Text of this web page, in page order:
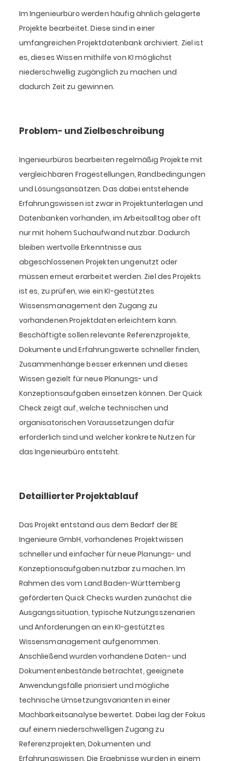
Im Ingenieurbüro werden häufig ähnlich gelagerte
Projekte bearbeitet. Diese sind in einer
umfangreichen Projektdatenbank archiviert. Ziel ist
es, dieses Wissen mithilfe von KI möglichst
niederschwellig zugänglich zu machen und
dadurch Zeit zu gewinnen.
Problem- und Zielbeschreibung
Ingenieurbüros bearbeiten regelmäßig Projekte mit
vergleichbaren Fragestellungen, Randbedingungen
und Lösungsansätzen. Das dabei entstehende
Erfahrungswissen ist zwar in Projektunterlagen und
Datenbanken vorhanden, im Arbeitsalltag aber oft
nur mit hohem Suchaufwand nutzbar. Dadurch
bleiben wertvolle Erkenntnisse aus
abgeschlossenen Projekten ungenutzt oder
müssen erneut erarbeitet werden. Ziel des Projekts
ist es, zu prüfen, wie ein KI-gestütztes
Wissensmanagement den Zugang zu
vorhandenen Projektdaten erleichtern kann.
Beschäftigte sollen relevante Referenzprojekte,
Dokumente und Erfahrungswerte schneller finden,
Zusammenhänge besser erkennen und dieses
Wissen gezielt für neue Planungs- und
Konzeptionsaufgaben einsetzen können. Der Quick
Check zeigt auf, welche technischen und
organisatorischen Voraussetzungen dafür
erforderlich sind und welcher konkrete Nutzen für
das Ingenieurbüro entsteht.
Detaillierter Projektablauf
Das Projekt entstand aus dem Bedarf der BE
Ingenieure GmbH, vorhandenes Projektwissen
schneller und einfacher für neue Planungs- und
Konzeptionsaufgaben nutzbar zu machen. Im
Rahmen des vom Land Baden-Württemberg
geförderten Quick Checks wurden zunächst die
Ausgangssituation, typische Nutzungsszenarien
und Anforderungen an ein KI-gestütztes
Wissensmanagement aufgenommen.
Anschließend wurden vorhandene Daten- und
Dokumentenbestände betrachtet, geeignete
Anwendungsfälle priorisiert und mögliche
technische Umsetzungsvarianten in einer
Machbarkeitsanalyse bewertet. Dabei lag der Fokus
auf einem niederschwelligen Zugang zu
Referenzprojekten, Dokumenten und
Erfahrungswissen. Die Ergebnisse wurden in einem